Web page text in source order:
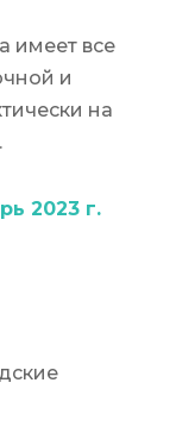
имеет все
и
на
2023 г.